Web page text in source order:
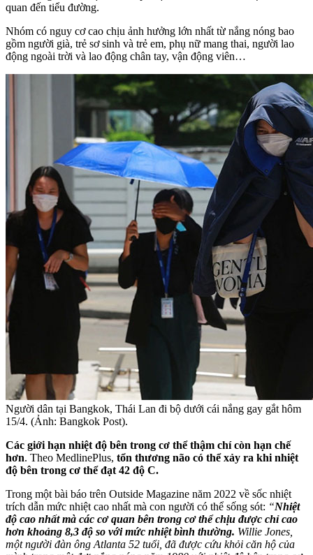
quan đến tiểu đường.
Nhóm có nguy cơ cao chịu ảnh hưởng lớn nhất từ nắng nóng bao
gồm người già, trẻ sơ sinh và trẻ em, phụ nữ mang thai, người lao
động ngoài trời và lao động chân tay, vận động viên…
Người dân tại Bangkok, Thái Lan đi bộ dưới cái nắng gay gắt hôm
15/4. (Ảnh: Bangkok Post).
Các giới hạn nhiệt độ bên trong cơ thể thậm chí còn hạn chế
hơn. Theo MedlinePlus, tổn thương não có thể xảy ra khi nhiệt
độ bên trong cơ thể đạt 42 độ C.
Trong một bài báo trên Outside Magazine năm 2022 về sốc nhiệt
trích dẫn mức nhiệt cao nhất mà con người có thể sống sót: “Nhiệt
độ cao nhất mà các cơ quan bên trong cơ thể chịu được chỉ cao
hơn khoảng 8,3 độ so với mức nhiệt bình thường. Willie Jones,
một người đàn ông Atlanta 52 tuổi, đã được cứu khỏi căn hộ của